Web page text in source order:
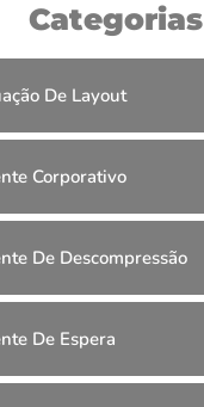
Categorias
De Layout
Corporativo
De Descompressão
De Espera